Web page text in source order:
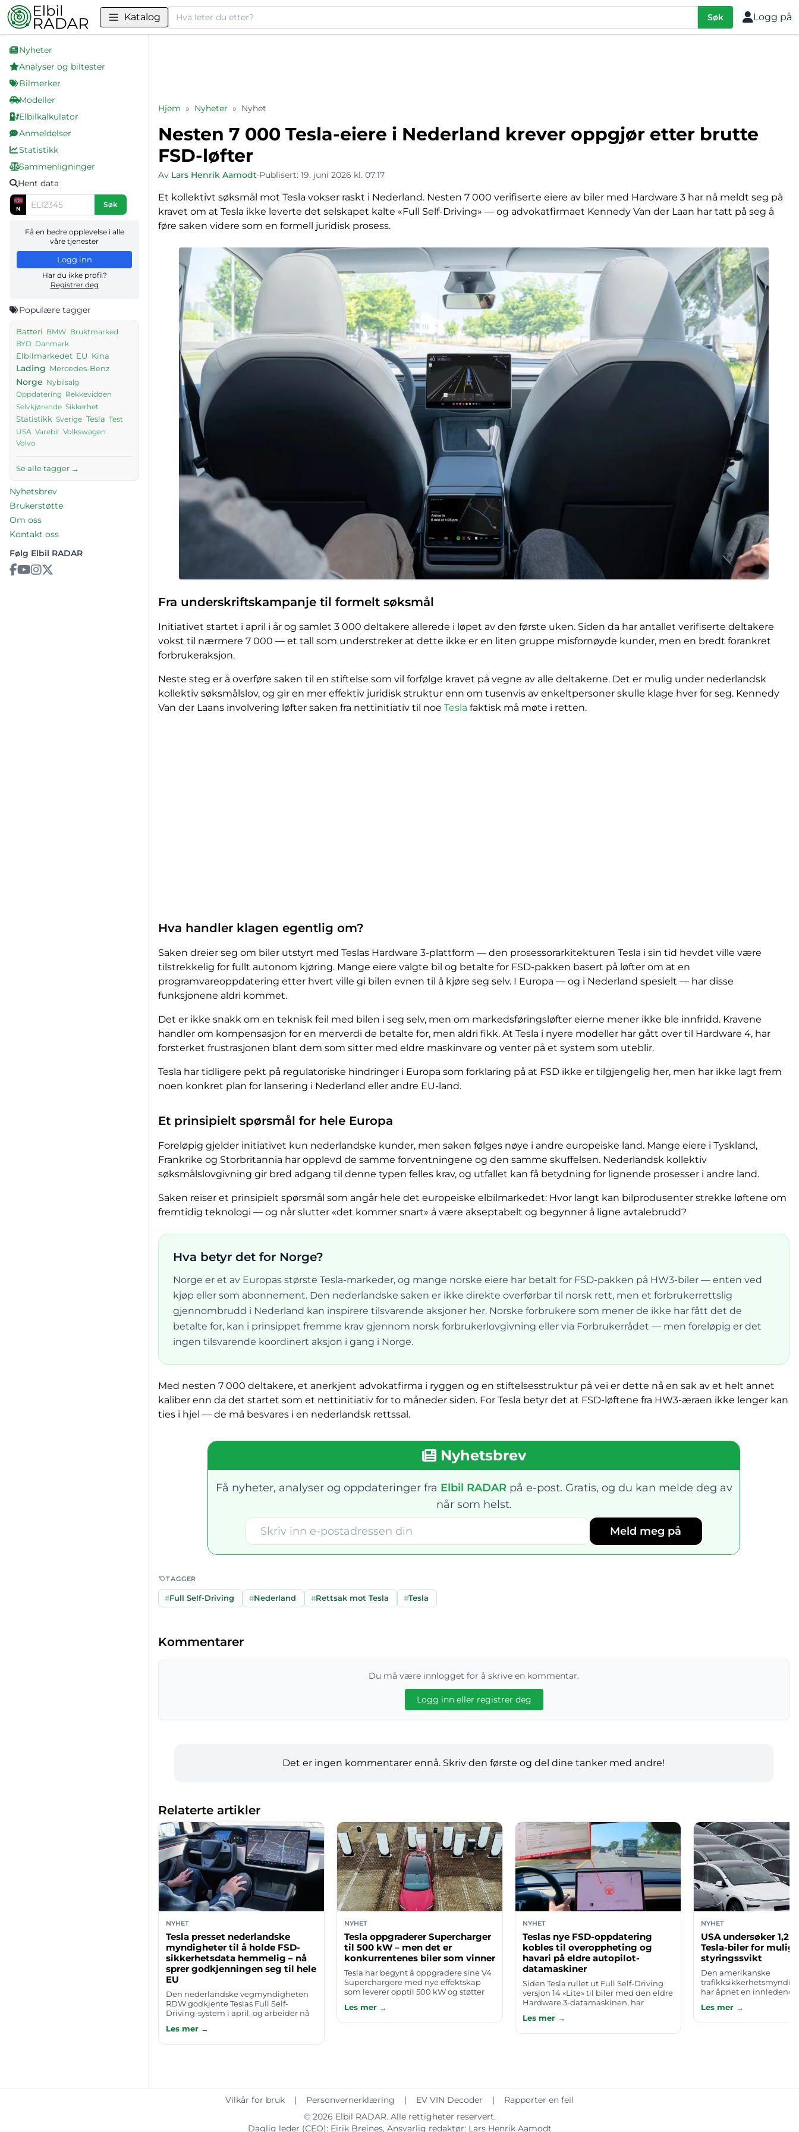
Katalog Søk Søk Logg på
Nyheter
Analyser og biltester
Bilmerker
Modeller
Elbilkalkulator
Anmeldelser
Statistikk
Sammenligninger
Hent data
N Søk
Få en bedre opplevelse i alle
våre tjenester
Logg inn
Har du ikke profil?
Registrer deg
Populære tagger
Batteri BMW Bruktmarked
BYD Danmark
Elbilmarkedet EU Kina
Lading Mercedes-Benz
Norge Nybilsalg
Oppdatering Rekkevidden
Selvkjørende Sikkerhet
Statistikk Sverige Tesla Test
USA Varebil Volkswagen
Volvo
Se alle tagger →
Nyhetsbrev
Brukerstøtte
Om oss
Kontakt oss
Følg Elbil RADAR
Hjem » Nyheter » Nyhet
Nesten 7 000 Tesla-eiere i Nederland krever oppgjør etter brutte
FSD-løfter
Av Lars Henrik Aamodt•Publisert: 19. juni 2026 kl. 07:17
Et kollektivt søksmål mot Tesla vokser raskt i Nederland. Nesten 7 000 verifiserte eiere av biler med Hardware 3 har nå meldt seg på
kravet om at Tesla ikke leverte det selskapet kalte «Full Self-Driving» — og advokatfirmaet Kennedy Van der Laan har tatt på seg å
føre saken videre som en formell juridisk prosess.
Fra underskriftskampanje til formelt søksmål
Initiativet startet i april i år og samlet 3 000 deltakere allerede i løpet av den første uken. Siden da har antallet verifiserte deltakere
vokst til nærmere 7 000 — et tall som understreker at dette ikke er en liten gruppe misfornøyde kunder, men en bredt forankret
forbrukeraksjon.
Neste steg er å overføre saken til en stiftelse som vil forfølge kravet på vegne av alle deltakerne. Det er mulig under nederlandsk
kollektiv søksmålslov, og gir en mer effektiv juridisk struktur enn om tusenvis av enkeltpersoner skulle klage hver for seg. Kennedy
Van der Laans involvering løfter saken fra nettinitiativ til noe Tesla faktisk må møte i retten.
Hva handler klagen egentlig om?
Saken dreier seg om biler utstyrt med Teslas Hardware 3-plattform — den prosessorarkitekturen Tesla i sin tid hevdet ville være
tilstrekkelig for fullt autonom kjøring. Mange eiere valgte bil og betalte for FSD-pakken basert på løfter om at en
programvareoppdatering etter hvert ville gi bilen evnen til å kjøre seg selv. I Europa — og i Nederland spesielt — har disse
funksjonene aldri kommet.
Det er ikke snakk om en teknisk feil med bilen i seg selv, men om markedsføringsløfter eierne mener ikke ble innfridd. Kravene
handler om kompensasjon for en merverdi de betalte for, men aldri fikk. At Tesla i nyere modeller har gått over til Hardware 4, har
forsterket frustrasjonen blant dem som sitter med eldre maskinvare og venter på et system som uteblir.
Tesla har tidligere pekt på regulatoriske hindringer i Europa som forklaring på at FSD ikke er tilgjengelig her, men har ikke lagt frem
noen konkret plan for lansering i Nederland eller andre EU-land.
Et prinsipielt spørsmål for hele Europa
Foreløpig gjelder initiativet kun nederlandske kunder, men saken følges nøye i andre europeiske land. Mange eiere i Tyskland,
Frankrike og Storbritannia har opplevd de samme forventningene og den samme skuffelsen. Nederlandsk kollektiv
søksmålslovgivning gir bred adgang til denne typen felles krav, og utfallet kan få betydning for lignende prosesser i andre land.
Saken reiser et prinsipielt spørsmål som angår hele det europeiske elbilmarkedet: Hvor langt kan bilprodusenter strekke løftene om
fremtidig teknologi — og når slutter «det kommer snart» å være akseptabelt og begynner å ligne avtalebrudd?
Hva betyr det for Norge?
Norge er et av Europas største Tesla-markeder, og mange norske eiere har betalt for FSD-pakken på HW3-biler — enten ved
kjøp eller som abonnement. Den nederlandske saken er ikke direkte overførbar til norsk rett, men et forbrukerrettslig
gjennombrudd i Nederland kan inspirere tilsvarende aksjoner her. Norske forbrukere som mener de ikke har fått det de
betalte for, kan i prinsippet fremme krav gjennom norsk forbrukerlovgivning eller via Forbrukerrådet — men foreløpig er det
ingen tilsvarende koordinert aksjon i gang i Norge.
Med nesten 7 000 deltakere, et anerkjent advokatfirma i ryggen og en stiftelsesstruktur på vei er dette nå en sak av et helt annet
kaliber enn da det startet som et nettinitiativ for to måneder siden. For Tesla betyr det at FSD-løftene fra HW3-æraen ikke lenger kan
ties i hjel — de må besvares i en nederlandsk rettssal.
Nyhetsbrev
Få nyheter, analyser og oppdateringer fra Elbil RADARpå e-post. Gratis, og du kan melde deg av
når som helst.
Meld meg på
TAGGER
#Full Self-Driving #Nederland #Rettsak mot Tesla #Tesla
Kommentarer
Du må være innlogget for å skrive en kommentar.
Logg inn eller registrer deg
Det er ingen kommentarer ennå. Skriv den første og del dine tanker med andre!
Relaterte artikler
NYHET
Tesla presset nederlandske
myndigheter til å holde FSD-
sikkerhetsdata hemmelig – nå
sprer godkjenningen seg til hele
EU
Den nederlandske vegmyndigheten
RDW godkjente Teslas Full Self-
Driving-system i april, og arbeider nå
EU. Men hvordan RDW kom fram til sin
k…
Les mer →
NYHET
Tesla oppgraderer Supercharger
til 500 kW – men det er
konkurrentenes biler som vinner
Tesla har begynt å oppgradere sine V4
Superchargere med nye effektskap
som leverer opptil 500 kW og støtter
første stasjonen som får den nye te…
Les mer →
NYHET
Teslas nye FSD-oppdatering
kobles til overoppheting og
havari på eldre autopilot-
datamaskiner
Siden Tesla rullet ut Full Self-Driving
versjon 14 «Lite» til biler med den eldre
Hardware 3-datamaskinen, har
om overopphetingsvarsler fra Auto…
Les mer →
NYHET
USA undersøker 1,2
Tesla-biler for mulig
styringssvikt
Den amerikanske
har åpnet en innledende
Tesla Model 3 og Model
myndigheten kan feil i
Les mer →
Vilkår for bruk | Personvernerklæring | EV VIN Decoder |
Rapporter en feil
© 2026 Elbil RADAR. Alle rettigheter reservert.
Daglig leder (CEO): Eirik Breines, Ansvarlig redaktør: Lars Henrik Aamodt